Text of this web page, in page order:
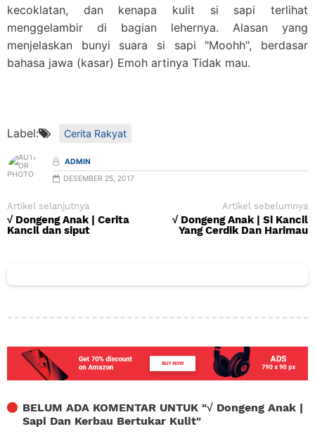
kecoklatan, dan kenapa kulit si sapi terlihat
menggelambir di bagian lehernya. Alasan yang
menjelaskan bunyi suara si sapi "Moohh", berdasar
bahasa jawa (kasar) Emoh artinya Tidak mau.
Label: Cerita Rakyat
ADMIN
DESEMBER 25, 2017
Artikel selanjutnya
√ Dongeng Anak | Cerita
Kancil dan siput
Artikel sebelumnya
√ Dongeng Anak | Si Kancil
Yang Cerdik Dan Harimau
BELUM ADA KOMENTAR UNTUK "√ Dongeng Anak |
Sapi Dan Kerbau Bertukar Kulit"